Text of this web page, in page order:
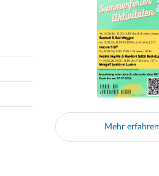
Mehr erfahren